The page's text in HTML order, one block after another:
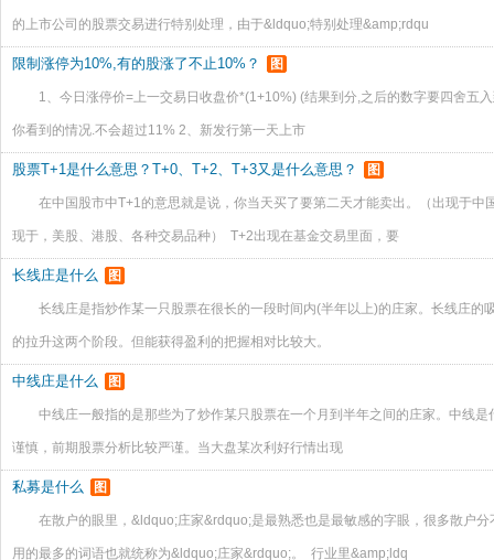
的上市公司的股票交易进行特别处理，由于&ldquo;特别处理&amp;rdqu
限制涨停为10%,有的股涨了不止10%？ 图
1、今日涨停价=上一交易日收盘价*(1+10%) (结果到分,之后的数字要四舍五
你看到的情况.不会超过11% 2、新发行第一天上市
股票T+1是什么意思？T+0、T+2、T+3又是什么意思？ 图
在中国股市中T+1的意思就是说，你当天买了要第二天才能卖出。（出现于
现于，美股、港股、各种交易品种） T+2出现在基金交易里面，要
长线庄是什么 图
长线庄是指炒作某一只股票在很长的一段时间内(半年以上)的庄家。长线庄的
的拉升这两个阶段。但能获得盈利的把握相对比较大。
中线庄是什么 图
中线庄一般指的是那些为了炒作某只股票在一个月到半年之间的庄家。中
谨慎，前期股票分析比较严谨。当大盘某次利好行情出现
私募是什么 图
在散户的眼里，&ldquo;庄家&rdquo;是最熟悉也是最敏感的字眼，很多散户
用的最多的词语也就统称为&ldquo;庄家&rdquo;。 行业里&amp;ldq